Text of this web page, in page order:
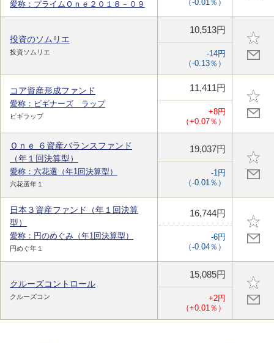
愛称：プライムＯｎｅ２０１８－０９
（-0.01％）
投資のソムリエ
投資ソムリエ
10,513円
-14円
（-0.13％）
コア資産形成ファンド
愛称：ビギナーズ ラップ
ビギラップ
11,411円
+8円
（+0.07％）
Ｏｎｅ ６資産バランスファンド
（年１回決算型）
愛称：六花選（年1回決算型）
六花選年１
19,037円
-1円
（-0.01％）
日本３資産ファンド（年１回決算
型）
愛称：円のめぐみ（年1回決算型）
円めぐ年１
16,744円
-6円
（-0.04％）
クルーズコントロール
クルーズコン
15,085円
+2円
（+0.01％）